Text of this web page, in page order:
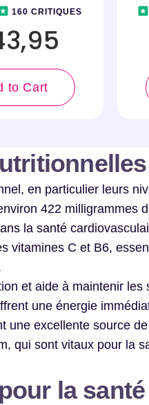
160 CRITIQUES
to Cart
en particulier leurs
422 milligrammes
la santé
vitamines C et B6,
et aide à maintenir
une énergie
une excellente source
qui sont vitaux pour la
la